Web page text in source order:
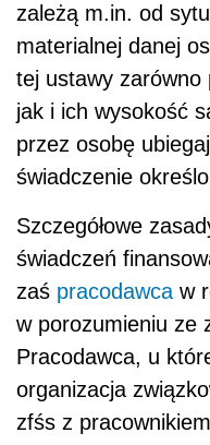
zależą m.in. od
materialnej danej
tej ustawy zarówno
jak i ich wysokość
przez osobę
świadczenie
Szczegółowe
świadczeń
zaś pracodawca w
w porozumieniu ze
Pracodawca, u
organizacja
zfśs z